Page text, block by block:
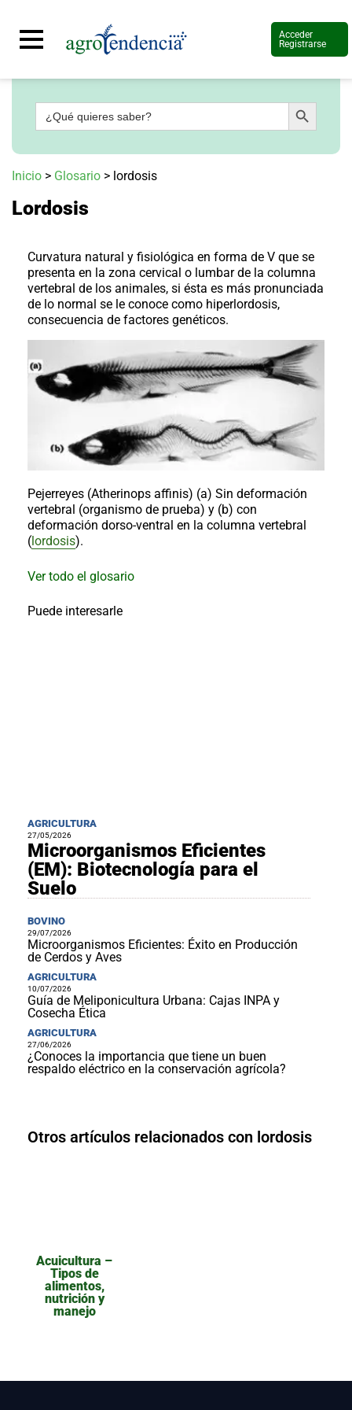
Acceder
Registrarse
Señal
en
más
Agrotendencia
Planes
Glosario
Agroshow
Regístrate
al
boletín
Acuicultura
precisión
Apicultura
Cultivos
Ganadería
Pastos
Forrajes
Ovinos
Buscar: Botón de búsqueda
Inicio > Glosario > lordosis
Lordosis
Curvatura natural y fisiológica en forma de V que se
presenta en la zona cervical o lumbar de la columna
vertebral de los animales, si ésta es más pronunciada
de lo normal se le conoce como hiperlordosis,
consecuencia de factores genéticos.
Pejerreyes (Atherinops affinis) (a) Sin deformación
vertebral (organismo de prueba) y (b) con
deformación dorso-ventral en la columna vertebral
(lordosis).
Ver todo el glosario
Puede interesarle
AGRICULTURA
27/05/2026
Microorganismos Eficientes
(EM): Biotecnología para el
Suelo
BOVINO
29/07/2026
Microorganismos Eficientes: Éxito en Producción
de Cerdos y Aves
AGRICULTURA
10/07/2026
Guía de Meliponicultura Urbana: Cajas INPA y
Cosecha Ética
AGRICULTURA
27/06/2026
¿Conoces la importancia que tiene un buen
respaldo eléctrico en la conservación agrícola?
Otros artículos relacionados con lordosis
Acuicultura –
Tipos de
alimentos,
nutrición y
manejo